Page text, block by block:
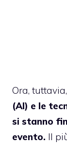
Ora, tuttavia,
(AI) e le
si stanno
evento. Il